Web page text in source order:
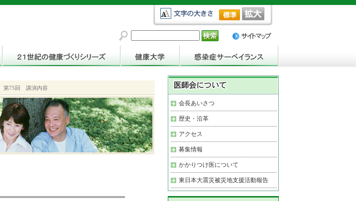
第75回 講演内容
会長あいさつ
歴史・沿革
アクセス
募集情報
かかりつけ医について
東日本大震災被災地支援活動報告